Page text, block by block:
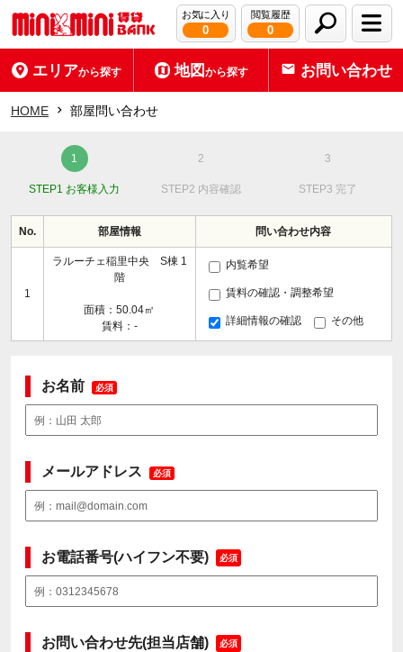
お気に入り
0
閲覧履歴
0
エリアから探す 地図から探す お問い合わせ
HOME 部屋問い合わせ
STEP1 お客様入力 STEP2 内容確認 STEP3 完了
No. 部屋情報 問い合わせ内容
1
ラルーチェ稲里中央 S棟 1
階
面積：50.04㎡
賃料：-
内覧希望
賃料の確認・調整希望
詳細情報の確認 その他
お名前 必須
メールアドレス 必須
お電話番号(ハイフン不要) 必須
お問い合わせ先(担当店舗) 必須